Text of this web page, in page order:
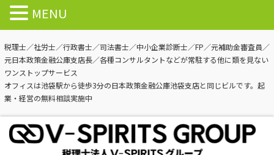
税理士／社労士／行政書士／司法書士／中小企業診断士／FP／元補助金審査員／
元日本政策金融公庫支店長／各種コンサルタントなどが常駐する他に類を見ない
ワンストップサービス
オフィスは池袋駅から徒歩3分の日本政策金融公庫池袋支店と同じビルです。起
業・経営の無料相談実施中
MENU